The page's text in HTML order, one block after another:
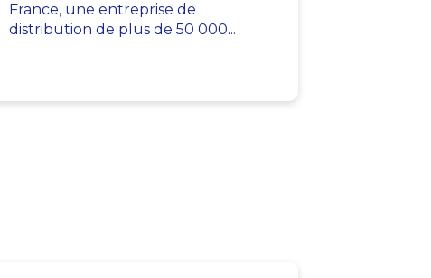
France, une entreprise de
distribution de plus de 50 000...